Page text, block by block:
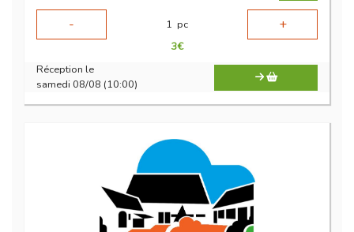
-
1 pc +
3€
Réception le
samedi 08/08 (10:00)